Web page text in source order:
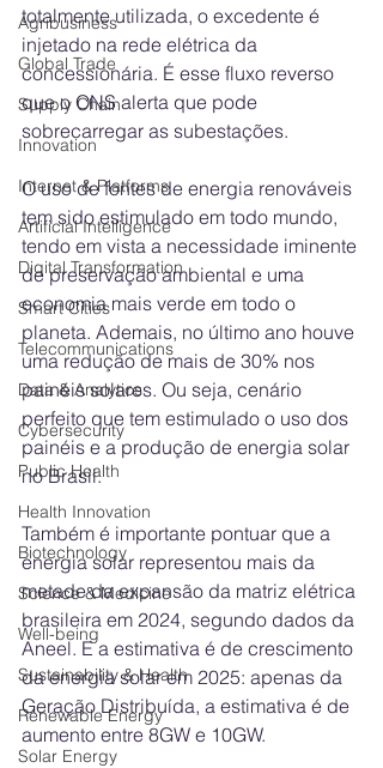
Agribusiness
Global Trade
Supply Chain
Innovation
Internet & Platforms
Artificial Intelligence
Digital Transformation
Smart Cities
Telecommunications
Data & Analytics
Cybersecurity
Public Health
Health Innovation
Biotechnology
Science & Medicine
Well-being
Sustainability & Health
Renewable Energy
Solar Energy
totalmente utilizada, o excedente é
injetado na rede elétrica da
concessionária. É esse fluxo reverso
que o ONS alerta que pode
sobrecarregar as subestações.
O uso de fontes de energia renováveis
tem sido estimulado em todo mundo,
tendo em vista a necessidade iminente
de preservação ambiental e uma
economia mais verde em todo o
planeta. Ademais, no último ano houve
uma redução de mais de 30% nos
painéis solares. Ou seja, cenário
perfeito que tem estimulado o uso dos
painéis e a produção de energia solar
no Brasil.
Também é importante pontuar que a
energia solar representou mais da
metade da expansão da matriz elétrica
brasileira em 2024, segundo dados da
Aneel. E a estimativa é de crescimento
da energia solar em 2025: apenas da
Geração Distribuída, a estimativa é de
aumento entre 8GW e 10GW.